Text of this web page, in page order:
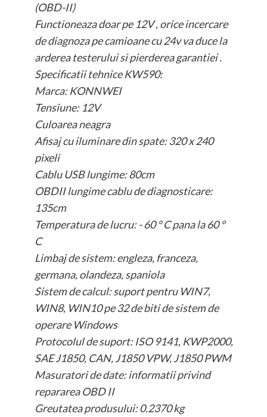
(OBD-II)
Functioneaza doar pe 12V , orice incercare
de diagnoza pe camioane cu 24v va duce la
arderea testerului si pierderea garantiei .
Specificatii tehnice KW590:
Marca: KONNWEI
Tensiune: 12V
Culoarea neagra
Afisaj cu iluminare din spate: 320 x 240
pixeli
Cablu USB lungime: 80cm
OBDII lungime cablu de diagnosticare:
135cm
Temperatura de lucru: - 60 ° C pana la 60 °
C
Limbaj de sistem: engleza, franceza,
germana, olandeza, spaniola
Sistem de calcul: suport pentru WIN7,
WIN8, WIN10 pe 32 de biti de sistem de
operare Windows
Protocolul de suport: ISO 9141, KWP2000,
SAE J1850, CAN, J1850 VPW, J1850 PWM
Masuratori de date: informatii privind
repararea OBD II
Greutatea produsului: 0.2370 kg